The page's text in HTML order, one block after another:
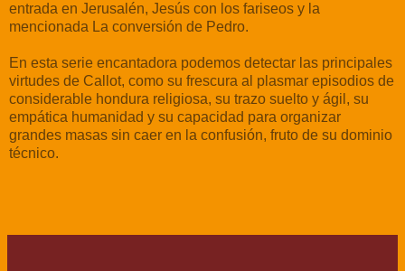
entrada en Jerusalén, Jesús con los fariseos y la
mencionada La conversión de Pedro.
En esta serie encantadora podemos detectar las principales
virtudes de Callot, como su frescura al plasmar episodios de
considerable hondura religiosa, su trazo suelto y ágil, su
empática humanidad y su capacidad para organizar
grandes masas sin caer en la confusión, fruto de su dominio
técnico.